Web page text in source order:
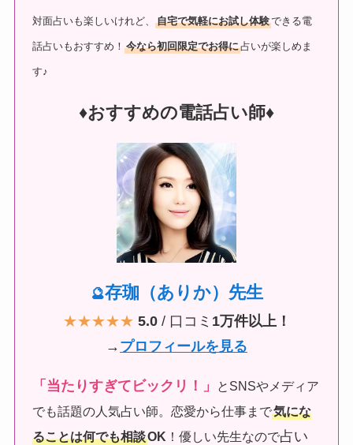
対面占いも楽しいけれど、自宅で気軽にお試し体験できる電
話占いもおすすめ！今なら初回限定でお得に占いが楽しめま
す♪
♦︎おすすめの電話占い師♦︎
🔮存珈（ありか）先生
★★★★★ 5.0/ 口コミ 1万件以上！
→ プロフィールを見る
「当たりすぎてビックリ！」
とSNSやメディア
でも話題の人気占い師。恋愛から仕事まで気にな
ることは何でも相談OK ！優しい先生なので占い